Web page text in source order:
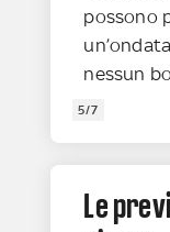
possono
nessun
5/7
Le